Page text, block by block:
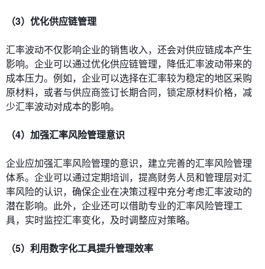
（3）优化供应链管理
汇率波动不仅影响企业的销售收入，还会对供应链成本产生
影响。企业可以通过优化供应链管理，降低汇率波动带来的
成本压力。例如，企业可以选择在汇率较为稳定的地区采购
原材料，或者与供应商签订长期合同，锁定原材料价格，减
少汇率波动对成本的影响。
（4）加强汇率风险管理意识
企业应加强汇率风险管理的意识，建立完善的汇率风险管理
体系。企业可以通过定期培训，提高财务人员和管理层对汇
率风险的认识，确保企业在决策过程中充分考虑汇率波动的
潜在影响。此外，企业还可以借助专业的汇率风险管理工
具，实时监控汇率变化，及时调整应对策略。
（5）利用数字化工具提升管理效率